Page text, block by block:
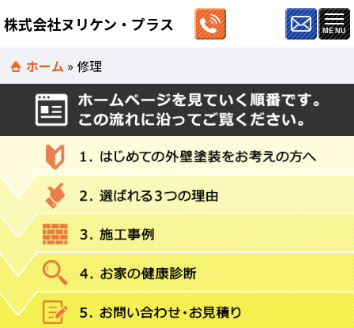
株式会社ヌリケン・プラス
ホーム »修理